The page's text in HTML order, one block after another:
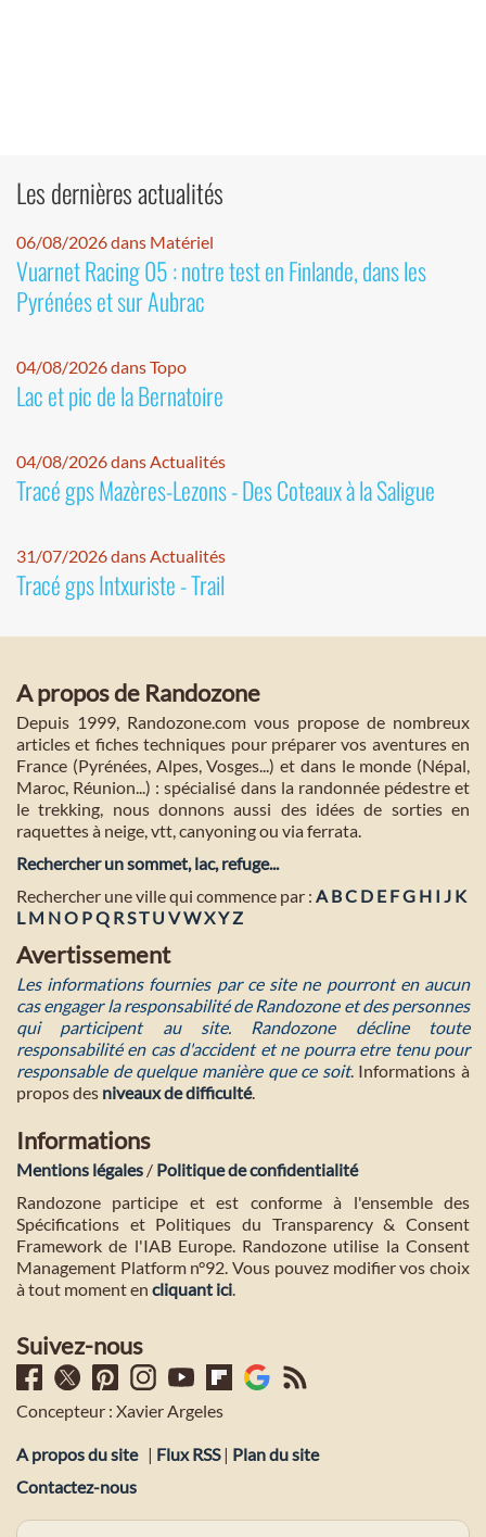
Les dernières actualités
06/08/2026 dans Matériel
Vuarnet Racing 05 : notre test en Finlande, dans les
Pyrénées et sur Aubrac
04/08/2026 dans Topo
Lac et pic de la Bernatoire
04/08/2026 dans Actualités
Tracé gps Mazères-Lezons - Des Coteaux à la Saligue
31/07/2026 dans Actualités
Tracé gps Intxuriste - Trail
A propos de Randozone
Depuis 1999, Randozone.com vous propose de nombreux
articles et fiches techniques pour préparer vos aventures en
France (Pyrénées, Alpes, Vosges...) et dans le monde (Népal,
Maroc, Réunion...) : spécialisé dans la randonnée pédestre et
le trekking, nous donnons aussi des idées de sorties en
raquettes à neige, vtt, canyoning ou via ferrata.
Rechercher un sommet, lac, refuge...
Rechercher une ville qui commence par : A BC D E FG H I J K
L M NO PQ RST U VWXYZ
Avertissement
Les informations fournies par ce site ne pourront en aucun
cas engager la responsabilité de Randozone et des personnes
qui participent au site. Randozone décline toute
responsabilité en cas d'accident et ne pourra etre tenu pour
responsable de quelque manière que ce soit. Informations à
propos des niveaux de difficulté.
Informations
Mentions légales / Politique de confidentialité
Randozone participe et est conforme à l'ensemble des
Spécifications et Politiques du Transparency & Consent
Framework de l'IAB Europe. Randozone utilise la Consent
Management Platform n°92. Vous pouvez modifier vos choix
à tout moment en cliquant ici.
Suivez-nous
Concepteur : Xavier Argeles
A propos du site | Flux RSS| Plan du site
Contactez-nous